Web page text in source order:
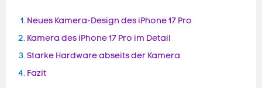
Neues Kamera-Design des iPhone 17 Pro
Kamera des iPhone 17 Pro im Detail
Starke Hardware abseits der Kamera
Fazit